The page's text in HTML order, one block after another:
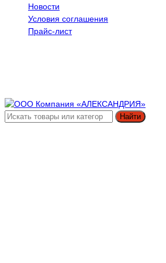
Новости
Условия соглашения
Прайс-лист
Найти